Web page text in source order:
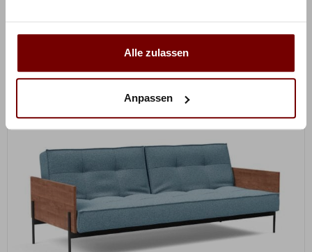
Alle zulassen
Anpassen
Mit Vorkassenur770,49€